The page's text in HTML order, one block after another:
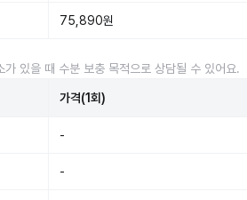
75,890원
있을 때 수분 보충 목적으로 상담될 수 있어요.
가격(1회)
-
-